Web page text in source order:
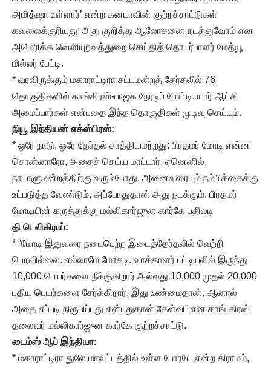
அமித்ஷா உள்ளார்’ என்ற கனடாவின் குற்றச்சாட்டுகள்
கவலைக்குரியது; அது குறித்து ஆலோசனை நடத்துவோம் என
அமெரிக்க வெளியுறவுத்துறை செய்தித் தொடர்பாளர் மேத்யூ
மில்லர் பேட்டி.
* வரவிருக்கும் மகாராட்டிரா சட்டமன்றத் தேர்தலில் 76
தொகுதிகளில் காங்கிரஸ்-பாஜக நேரடிப் போட்டி. யார் ஆட்சி
அமைப்பார்கள் என்பதை இந்த தொகுதிகள் முடிவு செய்யும்.
நியூ இந்தியன் எக்ஸ்பிரஸ்:
* ஒரே நாடு, ஒரே தேர்தல் சாத்தியமற்றது: பிரதமர் மோடி என்ன
சொன்னாரோ, அதைச் செய்ய மாட்டார், ஏனெனில்,
நாடாளுமன்றத்திற்கு வரும்போது, அனைவரையும் நம்பிக்கைக்கு
உட்படுத்த வேண்டும், அப்போதுதான் அது நடக்கும். பிரதமர்
மோடியின் கருத்துக்கு மல்லிகார்ஜுன கார்கே பதிலடி
தி டெலிகிராப்:
* “மோடி இதுவரை நடைபெற்ற இடைத்தேர்தலில் வெற்றி
பெறவில்லை. எல்லாமே மோசடி. வாக்காளர் பட்டியலில் இருந்து
10,000 பெயர்களை நீக்குகிறார் அல்லது 10,000 முதல் 20,000
புதிய பெயர்களை சேர்க்கிறார். இது உண்மைதான், ஆனால்
அதை எப்படி நிரூபிப்பது என்பதுதான் கேள்வி” என காங் கிரஸ்
தலைவர் மல்லிகார்ஜுன கார்கே குற்றச்சாட்டு.
டைம்ஸ் ஆப் இந்தியா:
* மகாராட்டிரா துலே மாவட்டத்தில் உள்ள போரடே என்ற கிராமம்,